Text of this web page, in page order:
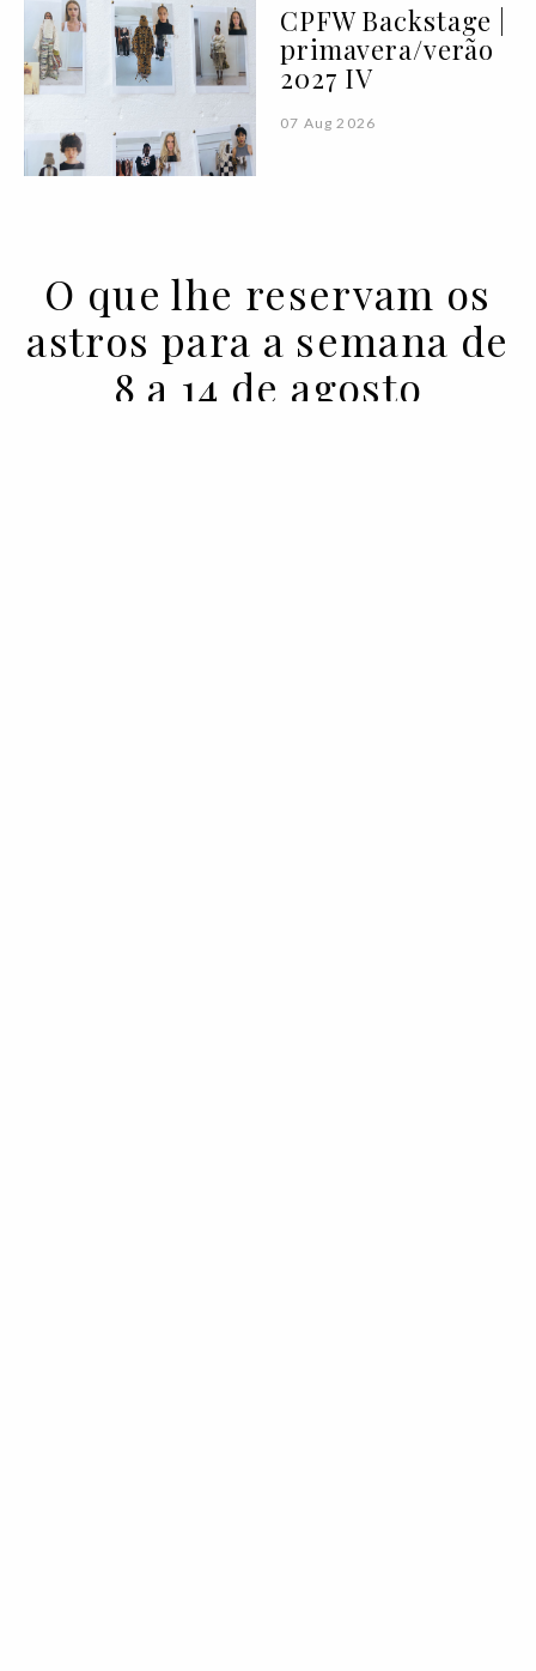
CPFW Backstage |
primavera/verão
2027 IV
07 Aug 2026
O que lhe reservam os
astros para a semana de
8 a 14 de agosto